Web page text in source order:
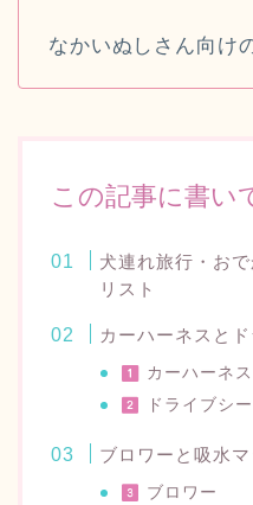
なかいぬしさん向け
この記事に書い
犬連れ旅行・お
リスト
カーハーネスと
カーハーネス
ドライブシー
ブロワーと吸水
ブロワー